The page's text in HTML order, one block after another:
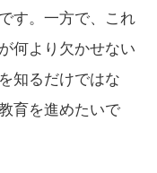
す。一方で、これ
何より欠かせない
知るだけではな
育を進めたいで